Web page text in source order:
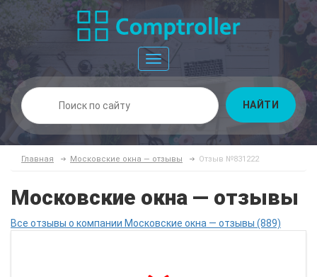
Toggle
navigation
НАЙТИ
Главная Московские окна — отзывы Отзыв №831222
Московские окна — отзывы
Все отзывы о компании Московские окна — отзывы (889)